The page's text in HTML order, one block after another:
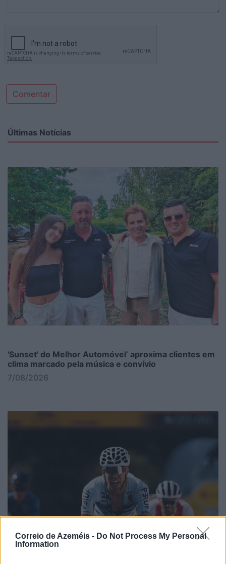
Correio de Azeméis - Do Not Process My Personal
Information
Comentar
Últimas Notícias
'Sunset' do Melhor Automóvel’ aproxima clientes em
clima marcado pela música e convívio
7/08/2026